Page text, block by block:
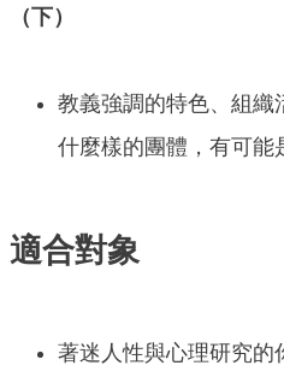
（下）
教義強調的特色、組
什麼樣的團體，有可能
適合對象
著迷人性與心理研究的